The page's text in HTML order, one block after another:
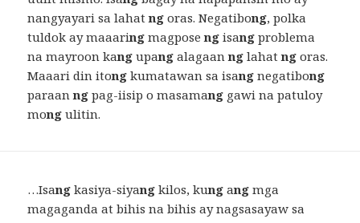
nangyayari sa lahatng oras. Negatibong, polka
tuldok ay maaaring magposeng isang problema
na mayroon kang upang alagaanng lahatng oras.
Maaari din itong kumatawan sa isang negatibong
paraanng pag-iisip o masamang gawi na patuloy
mong ulitin.
…Isang kasiya-siyang kilos, kung ang mga
magaganda at bihis na bihis ay nagsasayaw sa